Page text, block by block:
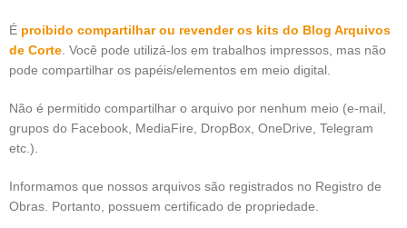
É proibido compartilhar ou revender os kits do Blog Arquivos
de Corte . Você pode utilizá-los em trabalhos impressos, mas não
pode compartilhar os papéis/elementos em meio digital.
Não é permitido compartilhar o arquivo por nenhum meio (e-mail,
grupos do Facebook, MediaFire, DropBox, OneDrive, Telegram
etc.).
Informamos que nossos arquivos são registrados no Registro de
Obras. Portanto, possuem certificado de propriedade.